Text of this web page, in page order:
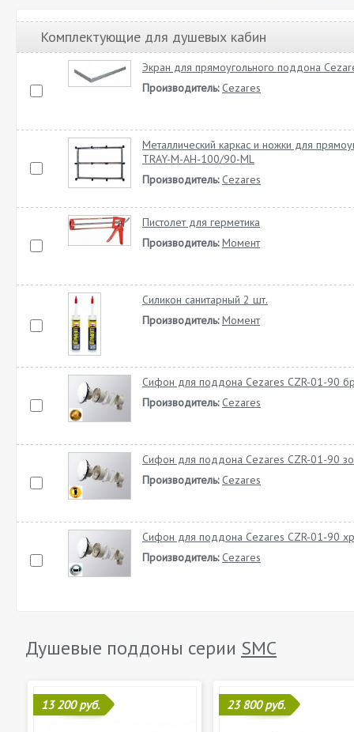
Комплектующие для душевых кабин
Экран для прямоугольного поддона
Производитель: Cezares
Металлический каркас и ножки для
TRAY-M-AH-100/90-ML
Производитель: Cezares
Пистолет для герметика
Производитель: Момент
Силикон санитарный 2 шт.
Производитель: Момент
Сифон для поддона Cezares CZR-01-90
Производитель: Cezares
Сифон для поддона Cezares CZR-01-90
Производитель: Cezares
Сифон для поддона Cezares CZR-01-90
Производитель: Cezares
Душевые поддоны серии SMC
13 200 руб. 23 800 руб.